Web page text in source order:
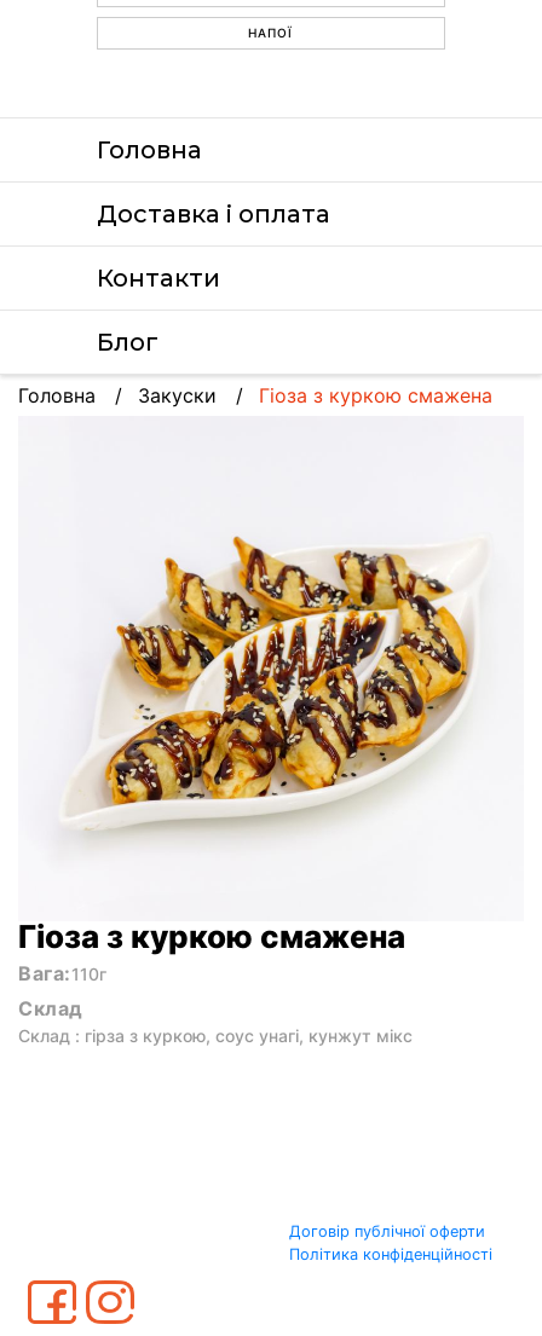
НАПОЇ
Головна
Доставка i оплата
Контакти
Блог
Головна Закуски Гіоза з куркою смажена
Гіоза з куркою смажена
Вага:110г
Склад
Склад : гірза з куркою, соус унагі, кунжут мікс
Договір публічної оферти
Політика конфіденційності